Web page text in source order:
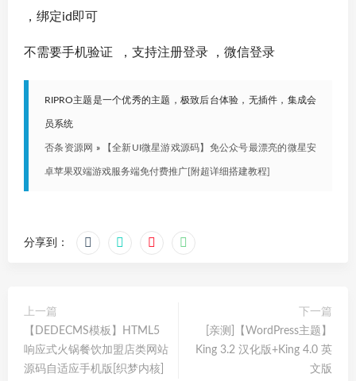
，绑定id即可
不需要手机验证 ，支持注册登录 ，微信登录
RIPRO主题是一个优秀的主题，极致后台体验，无插件，集成会
员系统
否条资源网 » 【全新UI微星游戏源码】免公众号最漂亮的微星安
卓苹果双端游戏服务端免付费推广[附超详细搭建教程]
分享到：
上一篇
【DEDECMS模板】HTML5
响应式火锅餐饮加盟店类网站
源码自适应手机版[织梦内核]
下一篇
[亲测]【WordPress主题】
King 3.2 汉化版+King 4.0 英
文版